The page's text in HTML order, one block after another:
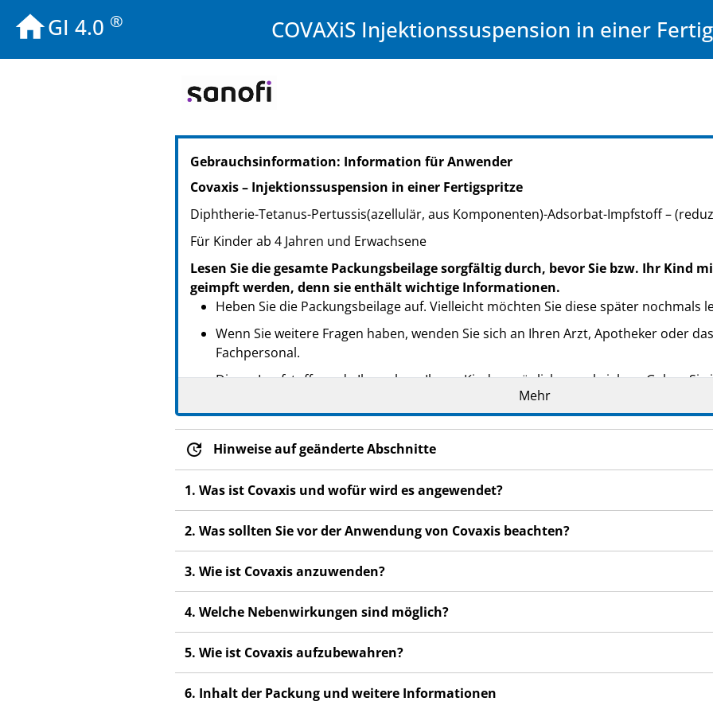
GI 4.0 ® COVAXiS Injektionssuspension in einer
PZN: 12590099
PPN: 111259009926
NTIN: 04150125900993
PPN: 111259010720
NTIN: 04150125901075
Gebrauchsinformation: Information für Anwender
Covaxis – Injektionssuspension in einer Fertigspritze
Diphtherie-Tetanus-Pertussis(azellulär, aus Komponenten)-Adsorbat-Impfstoff –
Für Kinder ab 4 Jahren und Erwachsene
Lesen Sie die gesamte Packungsbeilage sorgfältig durch, bevor Sie bzw. Ihr Kind
geimpft werden, denn sie enthält wichtige Informationen.
Heben Sie die Packungsbeilage auf. Vielleicht möchten Sie diese später nochmals
Wenn Sie weitere Fragen haben, wenden Sie sich an Ihren Arzt, Apotheker oder
Fachpersonal.
Dieser Impfstoff wurde Ihnen bzw. Ihrem Kind persönlich verschrieben. Geben
medizinische Fachpersonal. Dies gilt auch für Nebenwirkungen, die nicht in dieser
sind. Siehe Abschnitt 4.
Mehr
Hinweise auf geänderte Abschnitte
1. Was ist Covaxis und wofür wird es angewendet?
2. Was sollten Sie vor der Anwendung von Covaxis beachten?
3. Wie ist Covaxis anzuwenden?
4. Welche Nebenwirkungen sind möglich?
5. Wie ist Covaxis aufzubewahren?
6. Inhalt der Packung und weitere Informationen